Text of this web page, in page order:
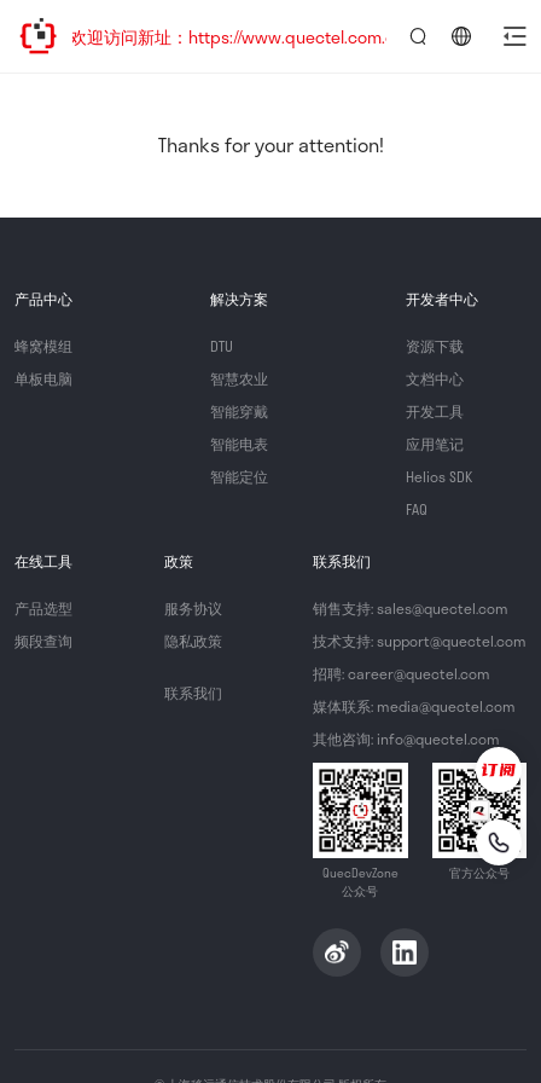
迁移，欢迎访问新址：https://www.quectel.com.cn
Thanks for your attention!
产品中心
蜂窝模组
单板电脑
解决方案
DTU
智慧农业
智能穿戴
智能电表
智能定位
开发者中心
资源下载
文档中心
开发工具
应用笔记
Helios SDK
FAQ
在线工具
产品选型
频段查询
政策
服务协议
隐私政策
联系我们
联系我们
销售支持: sales@quectel.com
技术支持: support@quectel.com
招聘: career@quectel.com
媒体联系: media@quectel.com
其他咨询: info@quectel.com
QuecDevZone
公众号
官方公众号